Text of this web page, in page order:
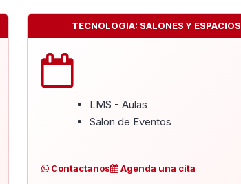
TECNOLOGIA: SALONES Y ESPACIOS
LMS - Aulas
Salon de Eventos
Contactanos Agenda una cita